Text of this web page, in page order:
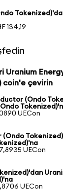
134,19
Uranium
coin'e çevirin
(Ondo
UECon
UECon
UECon